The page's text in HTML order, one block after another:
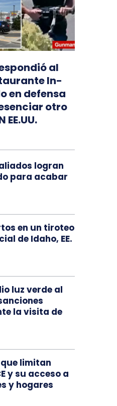
al
In-
en defensa
otro
logran
para acabar
en un tiroteo
de Idaho, EE.
luz verde al
la visita de
limitan
y su acceso a
y hogares